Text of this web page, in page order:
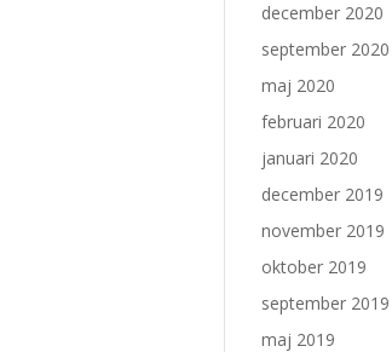
december 2020
september 2020
maj 2020
februari 2020
januari 2020
december 2019
november 2019
oktober 2019
september 2019
maj 2019